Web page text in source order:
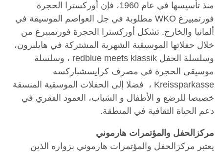
منذ تأسيسها في عام 1960، فإن أوركسترا الحجرة
فورتمبيرغ WKO مطلوبة في جل العواصم الموسيقة في
ألمانيا والخارج. تشكل أوركسترا الحجرة فورتمبيرغ من
خلال حفلاتها الموسيقية الشهرية المشتركة في هايلبرون،
وسلسلة الحفل redblue meets klassik ، وسلسلة
موسيقى الحجرة في مصرف كرايسشباركسه
Kreissparkasse ، فضلا إلى الحفلات الموسقية المنسقة
خصيصا للرضع و الأطفال و الشباب، العمود الفقري في
دعم الحياة الثقافية في المنطقة.
مركزالحفل والمؤتمرات هارموني
يعتبر مركزالحفل والمؤتمرات هارموني بزواره الذين